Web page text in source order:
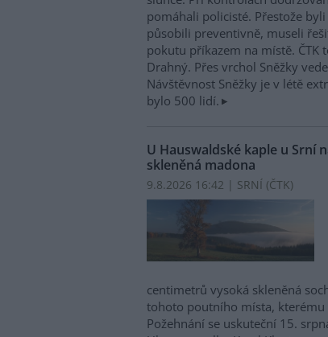
pomáhali policisté. Přestože
působili preventivně, museli
pokutu příkazem na místě. ČTK
Drahný. Přes vrchol Sněžky
Návštěvnost Sněžky je v létě
bylo 500 lidí.
U Hauswaldské kaple u Srní
skleněná madona
9.8.2026 16:42 | SRNÍ (ČTK)
centimetrů vysoká skleněná
tohoto poutního místa, kterému
Požehnání se uskuteční 15.